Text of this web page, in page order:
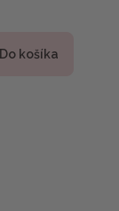
Do košíka